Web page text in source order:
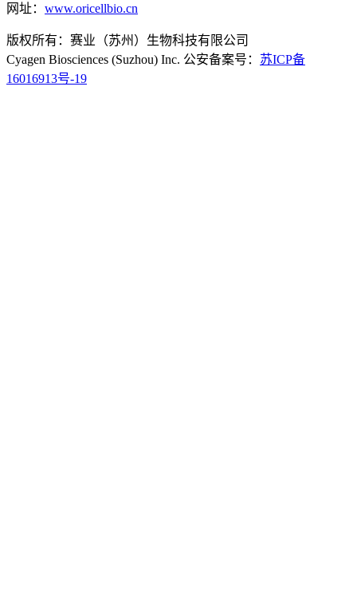
网址： www.oricellbio.cn
版权所有：赛业（苏州）生物科技有限公司
Cyagen Biosciences (Suzhou) Inc. 公安备案号： 苏ICP备
16016913号-19